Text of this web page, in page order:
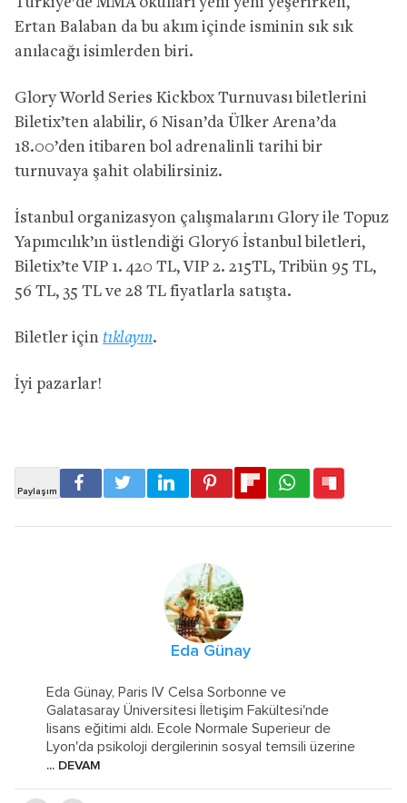
Ertan Balaban da bu akım içinde isminin sık sık
anılacağı isimlerden biri.
Glory World Series Kickbox Turnuvası biletlerini
Biletix’ten alabilir, 6 Nisan’da Ülker Arena’da
18.00’den itibaren bol adrenalinli tarihi bir
turnuvaya şahit olabilirsiniz.
İstanbul organizasyon çalışmalarını Glory ile Topuz
Yapımcılık’ın üstlendiği Glory6 İstanbul biletleri,
Biletix’te VIP 1. 420 TL, VIP 2. 215TL, Tribün 95 TL,
56 TL, 35 TL ve 28 TL fiyatlarla satışta.
Biletler için tıklayın.
İyi pazarlar!
Eda Günay
Eda Günay, Paris IV Celsa Sorbonne ve
Galatasaray Üniversitesi İletişim Fakültesi'nde
lisans eğitimi aldı. Ecole Normale Superieur de
Lyon'da psikoloji dergilerinin sosyal temsili üzerine
... DEVAM